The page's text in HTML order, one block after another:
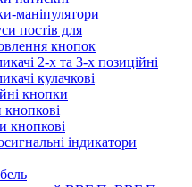
маніпулятори
постів для
кнопок
2-х та 3-х позиційні
кулачкові
кнопки
кнопкові
індикатори